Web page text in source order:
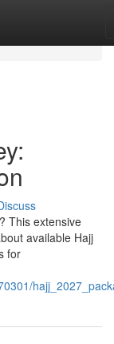
This extensive
available Hajj
for